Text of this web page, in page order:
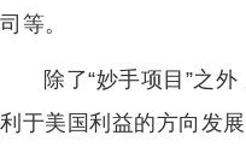
司等。
除了“妙手项目”之
利于美国利益的方向发